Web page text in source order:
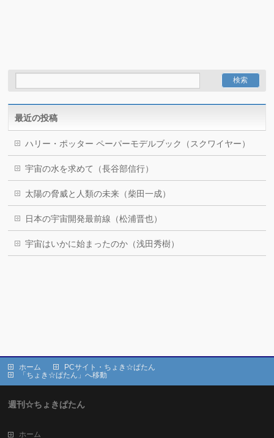
最近の投稿
ハリー・ポッター ペーパーモデルブック（スクワイヤー）
宇宙の水を求めて（長谷部信行）
太陽の脅威と人類の未来（柴田一成）
日本の宇宙開発最前線（松浦晋也）
宇宙はいかに始まったのか（浅田秀樹）
ホーム
PCサイト・ちょき☆ぱたん
「ちょき☆ぱたん」へ移動
週刊☆ちょきぱたん
ホーム